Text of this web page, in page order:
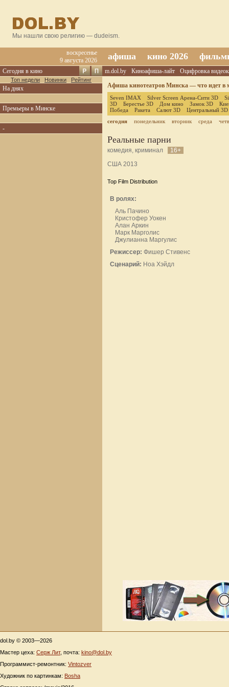
Мы нашли свою религию — dudeism.
воскресенье
9 августа 2026
афиша кино 2026
Сегодня в кино
Топ недели Новинки Рейтинг
На днях
Премьеры в Минске
-
m.dol.by Киноафиша-лайт
Оцифровка
Афиша кинотеатров Минска — что идет в
Seven IMAX Silver Screen Арена-Сити 3D
3D
Берестье 3D Дом кино Замок 3D
Победа
Ракета Салют 3D
Центральный 3D
сегодня
понедельник вторник среда
Реальные парни
комедия, криминал
16+
США 2013
Top Film Distribution
В ролях:
Аль Пачино
Кристофер Уокен
Алан Аркин
Марк Марголис
Джулианна Маргулис
Режиссер: Фишер Стивенс
Сценарий: Ноа Хэйдл
dol.by © 2003—2026
Мастер цеха: Серж Лит, почта: kino@dol.by
Программист-ремонтник: Vintozver
Художник по картинкам: Bosha